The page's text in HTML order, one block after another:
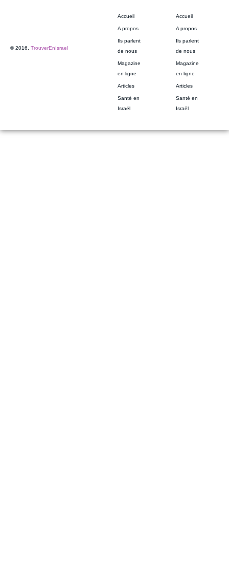
© 2016, TrouverEnIsrael
Accueil
A propos
Ils parlent
de nous
Magazine
en ligne
Articles
Santé en
Israël
Accueil
A propos
Ils parlent
de nous
Magazine
en ligne
Articles
Santé en
Israël